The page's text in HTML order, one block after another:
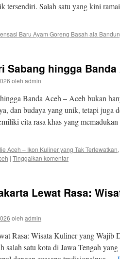
tersendiri. Salah satu yang kini
Baru Ayam Goreng Basah ala
Sabang hingga Banda
oleh admin
Banda Aceh – Aceh bukan
dan budaya yang unik, tetapi juga
cita rasa khas yang
Aceh – Ikon Kuliner yang Tak Terlewatkan,
| Tinggalkan komentar
Lewat Rasa:
oleh admin
Rasa: Wisata Kuliner yang Wajib
salah satu kota di Jawa Tengah